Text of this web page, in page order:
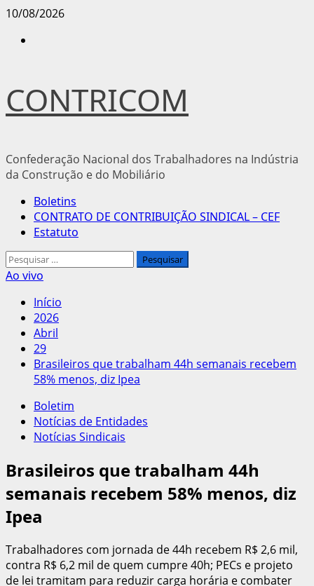
Avançar
10/08/2026
CONTRICOM
Confederação Nacional dos Trabalhadores na Indústria
da Construção e do Mobiliário
Menu
principal
Boletins
CONTRATO DE CONTRIBUIÇÃO SINDICAL – CEF
Estatuto
Pesquisar
por:
Ao vivo
Início
2026
Abril
29
Brasileiros que trabalham 44h semanais recebem
58% menos, diz Ipea
Boletim
Notícias de Entidades
Notícias Sindicais
Brasileiros que trabalham 44h
semanais recebem 58% menos, diz
Ipea
Trabalhadores com jornada de 44h recebem R$ 2,6 mil,
contra R$ 6,2 mil de quem cumpre 40h; PECs e projeto
de lei tramitam para reduzir carga horária e combater